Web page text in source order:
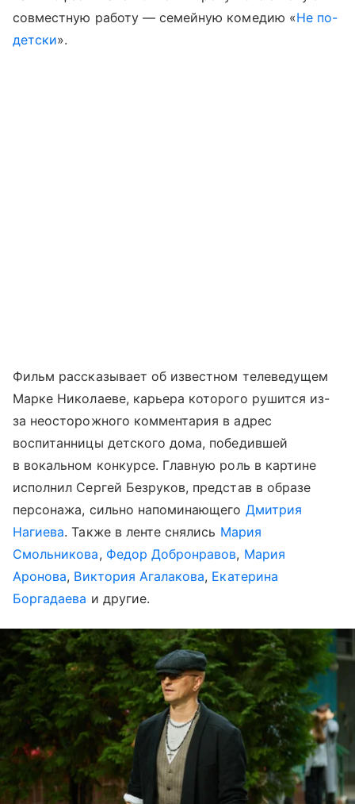
совместную работу — семейную комедию «Не по-
детски».
Фильм рассказывает об известном телеведущем
Марке Николаеве, карьера которого рушится из-
за неосторожного комментария в адрес
воспитанницы детского дома, победившей
в вокальном конкурсе. Главную роль в картине
исполнил Сергей Безруков, представ в образе
персонажа, сильно напоминающего Дмитрия
Нагиева. Также в ленте снялись Мария
Смольникова, Федор Добронравов, Мария
Аронова, Виктория Агалакова, Екатерина
Боргадаева и другие.